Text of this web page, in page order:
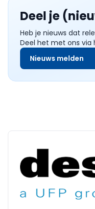
Deel je
Heb je nieuws dat
Deel het met ons
Nieuws melden